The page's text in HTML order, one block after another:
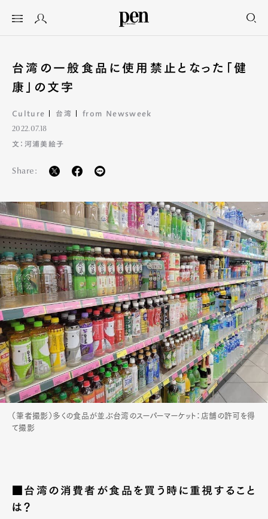
台湾の一般食品に使用禁止となった「健
康」の文字
Culture 台湾 from Newsweek
2022.07.18
文：河浦美絵子
Share:
（筆者撮影）多くの食品が並ぶ台湾のスーパーマーケット：店舗の許可を得
て撮影
■台湾の消費者が食品を買う時に重視すること
は？